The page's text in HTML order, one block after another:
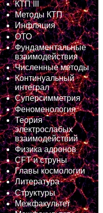
КТП III
Методы КТП
Инфляция
ОТО
Фундаментальные
взаимодействия
Численные методы
Континуальный
интеграл
Суперсимметрия
Феноменология
Теория
электрослабых
взаимодействий
Физика адронов
CFT и струны
Главы космологии
Литература
Структуры
Межфакультет